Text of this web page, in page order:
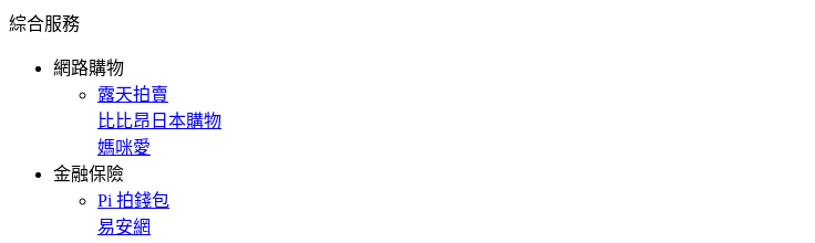
綜合服務
網路購物
露天拍賣
比比昂日本購物
媽咪愛
金融保險
Pi 拍錢包
易安網